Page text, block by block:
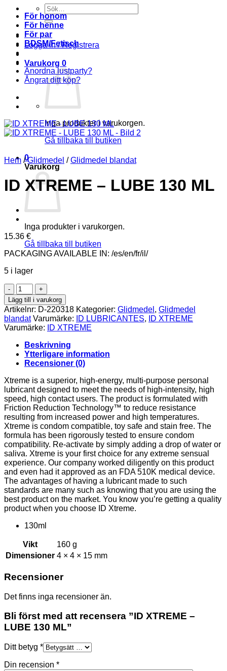
Sök
efter:
Logga in / Registrera
Varukorg 0
Inga produkter i varukorgen.
Gå tillbaka till butiken
0
Varukorg
Inga produkter i varukorgen.
Gå tillbaka till butiken
För honom
För henne
För par
BDSM/Fetisch
Anordna lustparty?
Ångrat ditt köp?
Hem / Glidmedel / Glidmedel blandat
ID XTREME – LUBE 130 ML
15.36 €
PACKAGING AVAILABLE IN: /es/en/fr/il/
5 i lager
ID
XTREME
-
LUBE
130
ML
mängd
Lägg till i varukorg
Artikelnr: D-220318 Kategorier: Glidmedel , Glidmedel
blandat Varumärke: ID LUBRICANTES,
ID XTREME
Varumärke:
ID XTREME
Beskrivning
Ytterligare information
Recensioner (0)
Xtreme is a superior, high-energy, multi-purpose personal
lubricant designed to meet the needs of high-intensity, high
speed, high contact users. The product is formulated with
Friction Reduction Technology™ to reduce resistance
resulting from increased power and high temperatures.
Xtreme is condom compatible, toy safe and stain free. The
formula has been rigorously tested to ensure condom
compatibility. Re-activate by simply adding a drop of water or
saliva. Xtreme is your first choice for any extreme sensual
experience. Our company worked diligently on this product
and even had it approved as an FDA 510K medical device.
The advantages of having a lubricant made to such
standards are many such as knowing that you are using the
best product on the market. You know you’re getting a quality
product when you choose ID Xtreme.
130ml
Vikt
160 g
Dimensioner 4 × 4 × 15 mm
Recensioner
Det finns inga recensioner än.
Bli först med att recensera ”ID XTREME –
LUBE 130 ML”
Ditt betyg *
Din recension *